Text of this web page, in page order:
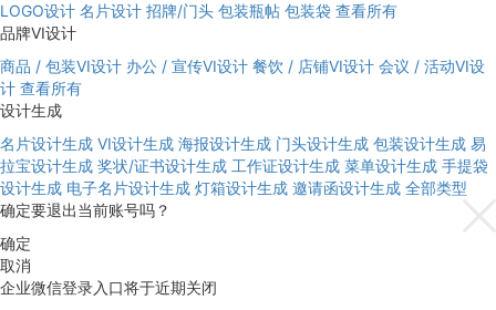
LOGO设计 名片设计 招牌/门头 包装瓶帖 包装袋 查看所有
品牌VI设计
商品 / 包装VI设计 办公 / 宣传VI设计 餐饮 / 店铺VI设计 会议 / 活动VI设
计 查看所有
设计生成
名片设计生成 VI设计生成 海报设计生成 门头设计生成 包装设计生成 易
拉宝设计生成 奖状/证书设计生成 工作证设计生成 菜单设计生成 手提袋
设计生成 电子名片设计生成 灯箱设计生成 邀请函设计生成 全部类型
确定要退出当前账号吗？
确定
取消
企业微信登录入口将于近期关闭